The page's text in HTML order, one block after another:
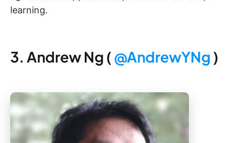
learning.
3. Andrew Ng ( @AndrewYNg )